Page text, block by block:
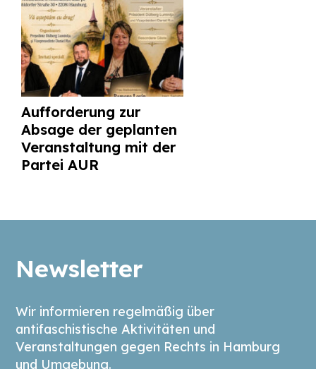
Aufforderung zur
Absage der geplanten
Veranstaltung mit der
Partei AUR
Newsletter
Wir informieren regelmäßig über
antifaschistische Aktivitäten und
Veranstaltungen gegen Rechts in Hamburg
und Umgebung.